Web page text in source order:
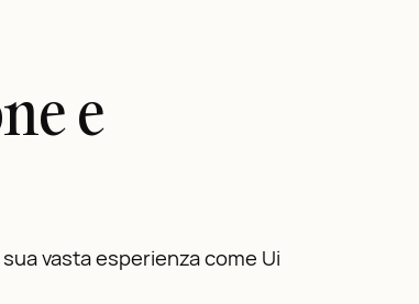
e
vasta esperienza come Ui